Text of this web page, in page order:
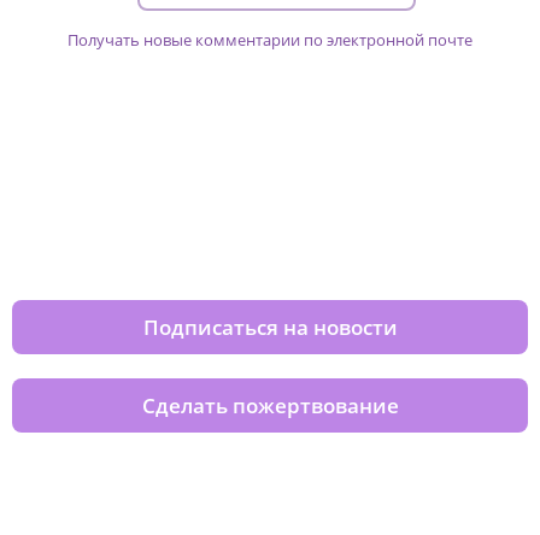
Получать новые комментарии по электронной почте
Подписаться на новости
Сделать пожертвование